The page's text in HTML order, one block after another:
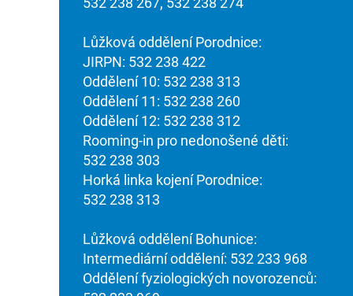
Lůžková oddělení Porodnice:
JIRPN: 532 238 422
Oddělení 10: 532 238 313
Oddělení 11: 532 238 260
Oddělení 12: 532 238 312
Rooming-in pro nedonošené děti:
532 238 303
Horká linka kojení Porodnice:
532 238 313
Lůžková oddělení Bohunice:
Intermediární oddělení: 532 233 968
Oddělení fyziologických novorozenců: